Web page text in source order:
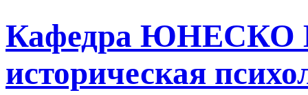
Кафедра ЮНЕСКО
историческая